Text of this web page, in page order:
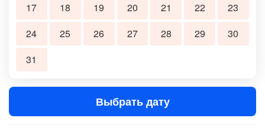
17
18 19 20 21 22
23
24
25 26 27 28 29
30
31
Выбрать дату